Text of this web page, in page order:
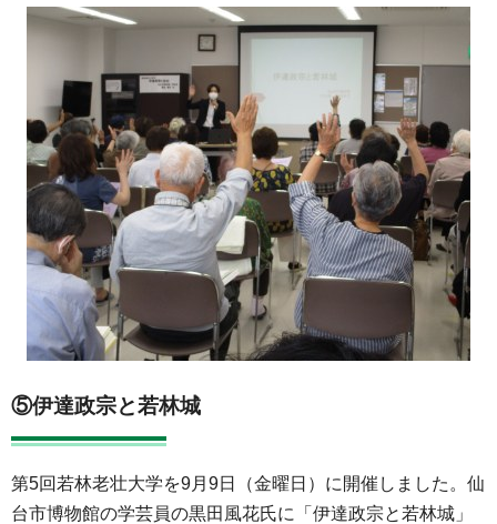
⑤伊達政宗と若林城
第5回若林老壮大学を9月9日（金曜日）に開催しました。仙
台市博物館の学芸員の黒田風花氏に「伊達政宗と若林城」